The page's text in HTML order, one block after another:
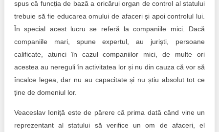
spus că funcția de bază a oricărui organ de control al statului
trebuie să fie educarea omului de afaceri și apoi controlul lui.
În special acest lucru se referă la companiile mici. Dacă
companiile mari, spune expertul, au juriști, persoane
calificate, atunci în cazul companiilor mici, de multe ori
acestea au nereguli în activitatea lor și nu din cauza că vor să
încalce legea, dar nu au capacitate și nu știu absolut tot ce
ține de domeniul lor.
Veaceslav Ioniță este de părere că prima dată când vine un
reprezentant al statului să verifice un om de afaceri, el